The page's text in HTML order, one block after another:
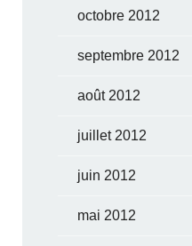
octobre 2012
septembre 2012
août 2012
juillet 2012
juin 2012
mai 2012